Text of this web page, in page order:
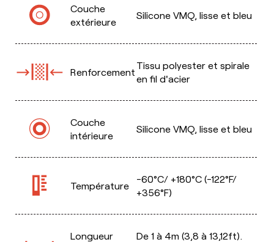
Couche
extérieure
Silicone VMQ, lisse et bleu
Renforcement
Tissu polyester et spirale
en fil d'acier
Couche
intérieure
Silicone VMQ, lisse et bleu
Température
-60°C/ +180°C (-122°F/
+356°F)
Longueur
De 1 à 4m (3,8 à 13,12ft).